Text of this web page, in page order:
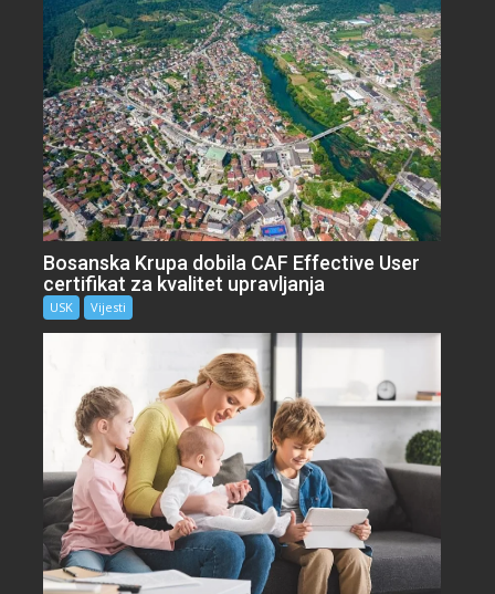
Bosanska Krupa dobila CAF Effective User
certifikat za kvalitet upravljanja
USK Vijesti